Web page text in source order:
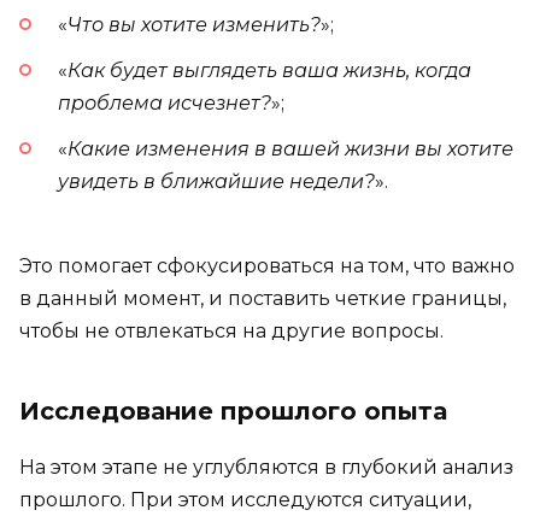
«Что вы хотите изменить?»;
«Как будет выглядеть ваша жизнь, когда
проблема исчезнет?»;
«Какие изменения в вашей жизни вы хотите
увидеть в ближайшие недели?».
Это помогает сфокусироваться на том, что важно
в данный момент, и поставить четкие границы,
чтобы не отвлекаться на другие вопросы.
Исследование прошлого опыта
На этом этапе не углубляются в глубокий анализ
прошлого. При этом исследуются ситуации,